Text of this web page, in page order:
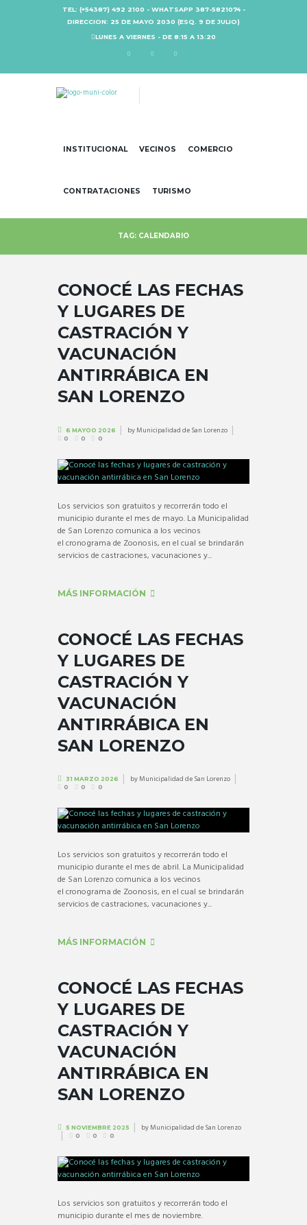
TEL: (+54387) 492 2100 - WHATSAPP 387-5821074 -
DIRECCION: 25 DE MAYO 2030 (ESQ. 9 DE JULIO)
LUNES A VIERNES - DE 8:15 A 13:20
INSTITUCIONAL VECINOS COMERCIO
CONTRATACIONES TURISMO
TAG: CALENDARIO
CONOCÉ LAS FECHAS
Y LUGARES DE
CASTRACIÓN Y
VACUNACIÓN
ANTIRRÁBICA EN
SAN LORENZO
6 MAYOO 2026 byMunicipalidad de San Lorenzo
0 0 0
Los servicios son gratuitos y recorrerán todo el
municipio durante el mes de mayo. La Municipalidad
de San Lorenzo comunica a los vecinos
el cronograma de Zoonosis, en el cual se brindarán
servicios de castraciones, vacunaciones y...
MÁS INFORMACIÓN
CONOCÉ LAS FECHAS
Y LUGARES DE
CASTRACIÓN Y
VACUNACIÓN
ANTIRRÁBICA EN
SAN LORENZO
31 MARZO 2026 byMunicipalidad de San Lorenzo
0 0 0
Los servicios son gratuitos y recorrerán todo el
municipio durante el mes de abril. La Municipalidad
de San Lorenzo comunica a los vecinos
el cronograma de Zoonosis, en el cual se brindarán
servicios de castraciones, vacunaciones y...
MÁS INFORMACIÓN
CONOCÉ LAS FECHAS
Y LUGARES DE
CASTRACIÓN Y
VACUNACIÓN
ANTIRRÁBICA EN
SAN LORENZO
5 NOVIEMBRE 2025 byMunicipalidad de San Lorenzo
0 0 0
Los servicios son gratuitos y recorrerán todo el
municipio durante el mes de noviembre.